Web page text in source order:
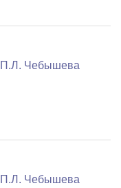
П.Л. Чебышева
П.Л. Чебышева